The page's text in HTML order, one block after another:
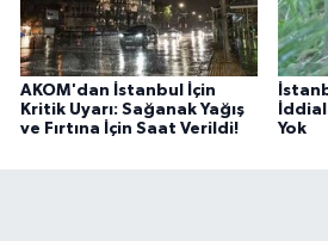
AKOM'dan İstanbul İçin
Kritik Uyarı: Sağanak Yağış
ve Fırtına İçin Saat Verildi!
Yok